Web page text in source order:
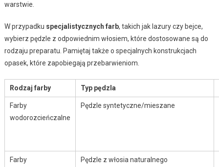
warstwie.
W przypadku specjalistycznych farb, takich jak lazury czy bejce,
wybierz pędzle z odpowiednim włosiem, które dostosowane są do
rodzaju preparatu. Pamiętaj także o specjalnych konstrukcjach
opasek, które zapobiegają przebarwieniom.
Rodzaj farby Typ pędzla
Farby
wodorozcieńczalne
Pędzle syntetyczne/mieszane
Farby
Pędzle z włosia naturalnego